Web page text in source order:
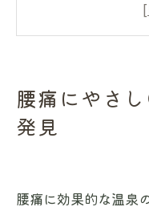
温泉で叶える腰
ツ
腰痛にやさ
発見
腰痛に効果的な温泉